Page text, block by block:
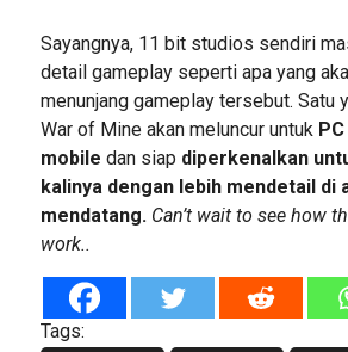
Sayangnya, 11 bit studios sendiri
detail gameplay seperti apa yang
menunjang gameplay tersebut. Satu
War of Mine akan meluncur untukPC
mobile dan siap diperkenalkan
kalinya dengan lebih mendetail di
mendatang. Can’t wait to see how
work..
Tags: